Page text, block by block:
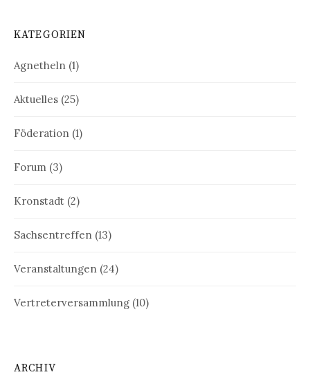
KATEGORIEN
Agnetheln (1)
Aktuelles (25)
Föderation (1)
Forum (3)
Kronstadt (2)
Sachsentreffen (13)
Veranstaltungen (24)
Vertreterversammlung (10)
ARCHIV